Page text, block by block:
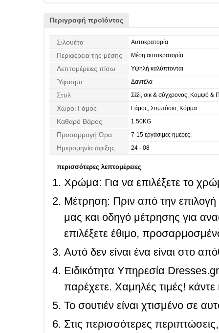
Περιγραφή προϊόντος
Σιλουέτα Αυτοκρατορία
Περιφέρεια της μέσης Μέση αυτοκρατορία
Λεπτομέρειες πίσω Υψηλή καλύπτονται
Ύφασμα Δαντέλα
Στυλ Σέξι, σικ & σύγχρονος, Κομψό &
Χώροι Γάμος Γάμος, Συμπόσιο, Κόμμα
Καθαρό Βάρος 1.50KG
Προσαρμογή Ώρα 7-15 εργάσιμες ημέρες.
Ημερομηνία άφιξης 24 - 08
περισσότερες λεπτομέρειες
Χρώμα: Για να επιλέξετε το
Μέτρηση: Πριν από την
μας και οδηγό μέτρησης για
επιλέξετε έθιμο,
Αυτό δεν είναι ένα είναι στο
Ειδικότητα Υπηρεσία
παρέχετε. Χαμηλές τιμές! κάντε
Το σουτιέν είναι χτισμένο σε
Στις περισσότερες